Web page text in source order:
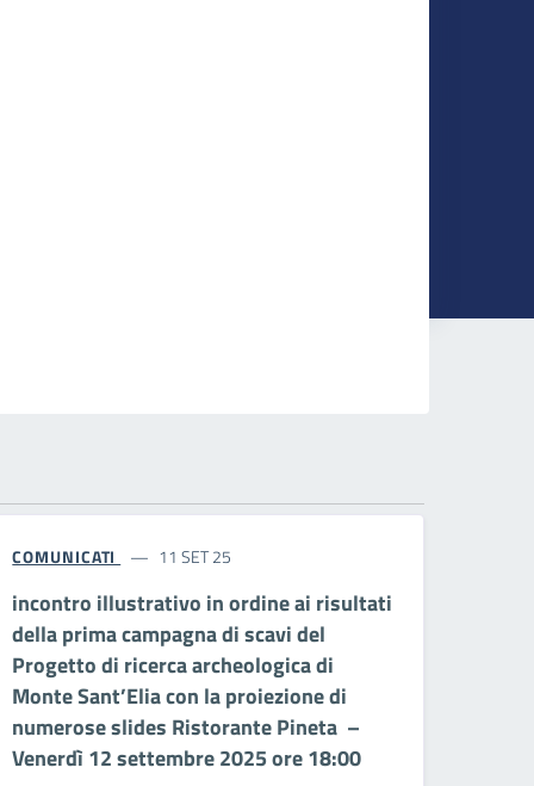
COMUNICATI 11 SET 25
incontro illustrativo in ordine ai risultati
della prima campagna di scavi del
Progetto di ricerca archeologica di
Monte Sant’Elia con la proiezione di
numerose slides Ristorante Pineta –
Venerdì 12 settembre 2025 ore 18:00